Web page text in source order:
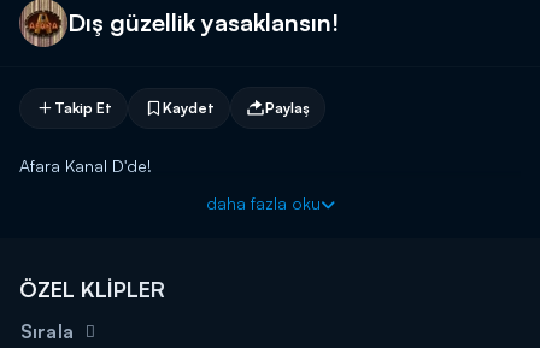
Dış güzellik yasaklansın!
Takip Et Kaydet Paylaş
Afara Kanal D'de!
daha fazla oku
ÖZEL KLİPLER
Sırala